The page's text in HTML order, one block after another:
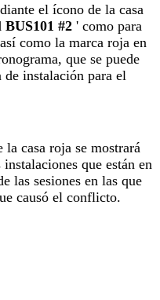
el ícono de la casa
#2 ' como para
como la marca roja en
que se puede
instalación para el
casa roja se mostrará
que están en
las sesiones en las que
causó el conflicto.